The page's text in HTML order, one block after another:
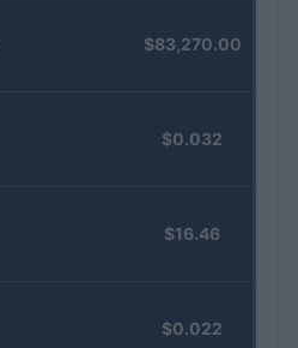
$83,270.00
$0.032
$16.46
$0.022